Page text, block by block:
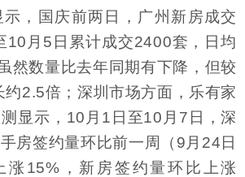
示，国庆前两日，广州新房成交
10月5日累计成交2400套，日均
然数量比去年同期有下降，但较
2.5倍；深圳市场方面，乐有家
显示，10月1日至10月7日，深
房签约量环比前一周（9月24日
涨15%，新房签约量环比上涨